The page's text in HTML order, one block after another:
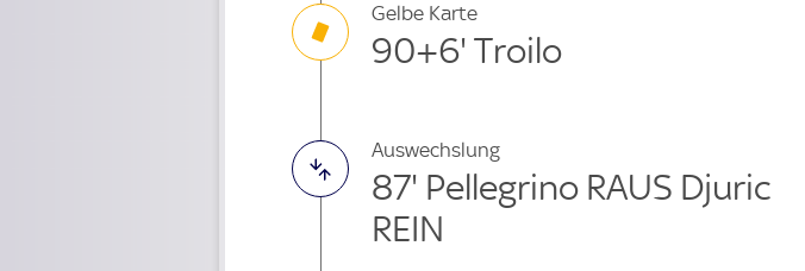
Gelbe Karte
90+6' Troilo
Auswechslung
87' Pellegrino RAUS Djuric
REIN